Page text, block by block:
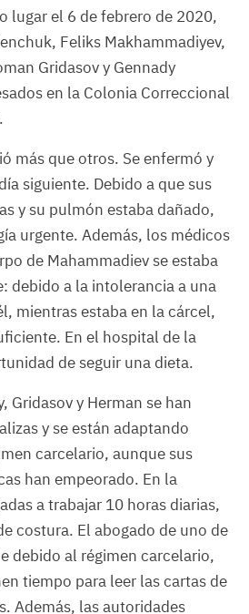
lugar el 6 de febrero de 2020,
Feliks Makhammadiyev,
Gridasov y Gennady
en la Colonia Correccional
más que otros. Se enfermó y
siguiente. Debido a que sus
y su pulmón estaba dañado,
urgente. Además, los médicos
de Mahammadiev se estaba
debido a la intolerancia a una
mientras estaba en la cárcel,
En el hospital de la
de seguir una dieta.
Gridasov y Herman se han
y se están adaptando
carcelario, aunque sus
han empeorado. En la
a trabajar 10 horas diarias,
costura. El abogado de uno de
debido al régimen carcelario,
tiempo para leer las cartas de
Además, las autoridades